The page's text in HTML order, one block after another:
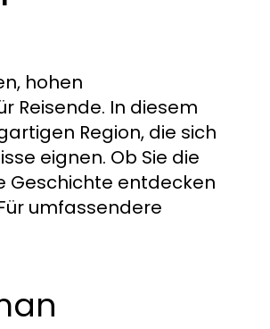
hohen
Reisende. In diesem
Region, die sich
eignen. Ob Sie die
Geschichte entdecken
umfassendere